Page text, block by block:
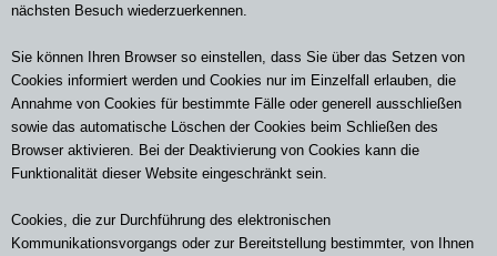
nächsten Besuch wiederzuerkennen.
Sie können Ihren Browser so einstellen, dass Sie über das Setzen von
Cookies informiert werden und Cookies nur im Einzelfall erlauben, die
Annahme von Cookies für bestimmte Fälle oder generell ausschließen
sowie das automatische Löschen der Cookies beim Schließen des
Browser aktivieren. Bei der Deaktivierung von Cookies kann die
Funktionalität dieser Website eingeschränkt sein.
Cookies, die zur Durchführung des elektronischen
Kommunikationsvorgangs oder zur Bereitstellung bestimmter, von Ihnen